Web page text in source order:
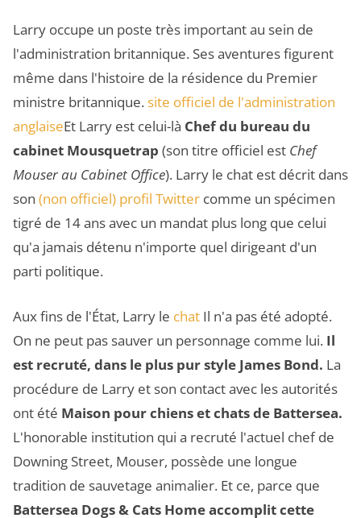
Larry occupe un poste très important au sein de
l'administration britannique. Ses aventures figurent
même dans l'histoire de la résidence du Premier
ministre britannique.site officiel de l'administration
anglaiseEt Larry est celui-là Chef du bureau du
cabinet Mousquetrap (son titre officiel est Chef
Mouser au Cabinet Office). Larry le chat est décrit dans
son (non officiel) profil Twitter comme un spécimen
tigré de 14 ans avec un mandat plus long que celui
qu'a jamais détenu n'importe quel dirigeant d'un
parti politique.
Aux fins de l'État, Larry le chat Il n'a pas été adopté.
On ne peut pas sauver un personnage comme lui. Il
est recruté, dans le plus pur style James Bond. La
procédure de Larry et son contact avec les autorités
ont été Maison pour chiens et chats de Battersea.
L'honorable institution qui a recruté l'actuel chef de
Downing Street, Mouser, possède une longue
tradition de sauvetage animalier. Et ce, parce que
Battersea Dogs & Cats Homeaccomplit cette